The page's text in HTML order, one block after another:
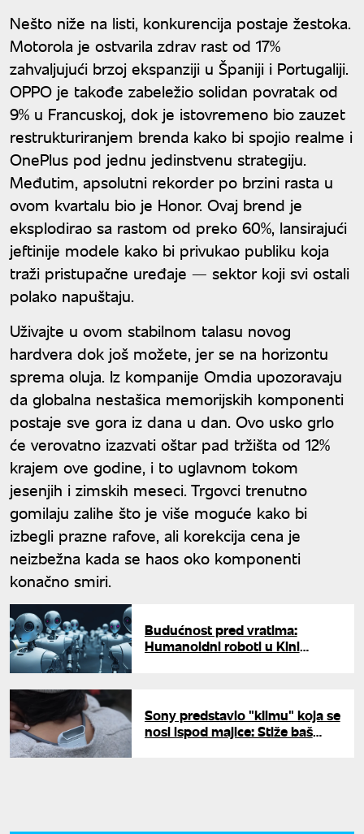
Nešto niže na listi, konkurencija postaje žestoka.
Motorola je ostvarila zdrav rast od 17%
zahvaljujući brzoj ekspanziji u Španiji i Portugaliji.
OPPO je takođe zabeležio solidan povratak od
9% u Francuskoj, dok je istovremeno bio zauzet
restrukturiranjem brenda kako bi spojio realme i
OnePlus pod jednu jedinstvenu strategiju.
Međutim, apsolutni rekorder po brzini rasta u
ovom kvartalu bio je Honor. Ovaj brend je
eksplodirao sa rastom od preko 60%, lansirajući
jeftinije modele kako bi privukao publiku koja
traži pristupačne uređaje — sektor koji svi ostali
polako napuštaju.
Uživajte u ovom stabilnom talasu novog
hardvera dok još možete, jer se na horizontu
sprema oluja. Iz kompanije Omdia upozoravaju
da globalna nestašica memorijskih komponenti
postaje sve gora iz dana u dan. Ovo usko grlo
će verovatno izazvati oštar pad tržišta od 12%
krajem ove godine, i to uglavnom tokom
jesenjih i zimskih meseci. Trgovci trenutno
gomilaju zalihe što je više moguće kako bi
izbegli prazne rafove, ali korekcija cena je
neizbežna kada se haos oko komponenti
konačno smiri.
Budućnost pred vratima:
Humanoidni roboti u Kini
Sony predstavio "klimu" koja se
nosi ispod majice: Stiže baš